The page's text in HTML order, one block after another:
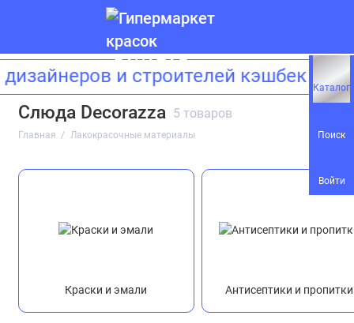
Каталог
Поиск
Войти
и строителей кэшбек
Слюда Decorazza 5 товаров
Главная Лакокрасочные материалы
Краски и эмали
Антисептики и пропитки
Очистители и растворители
Шпатлевки и затирки
Краски и эмали Антисептики и пропитки